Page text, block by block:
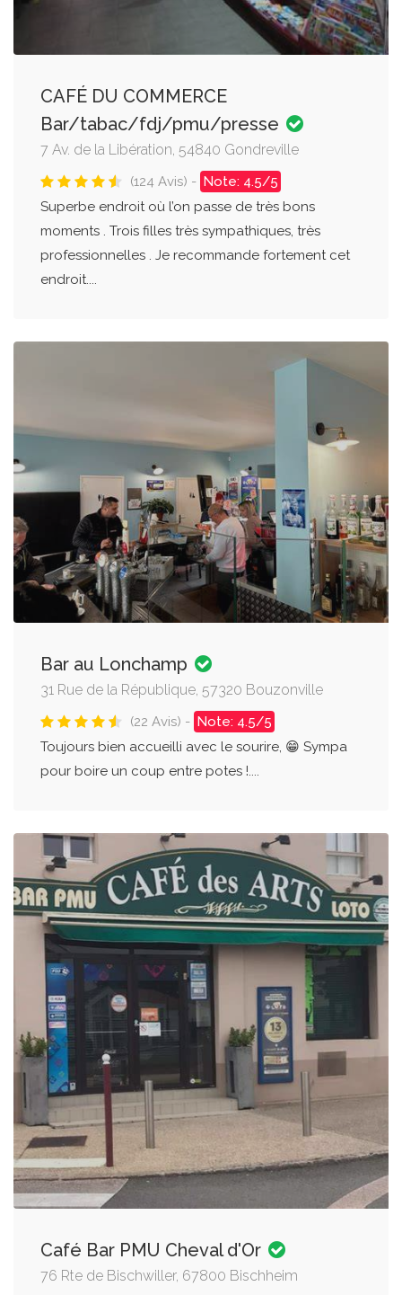
CAFÉ DU COMMERCE
Bar/tabac/fdj/pmu/presse
7 Av. de la Libération, 54840 Gondreville
(124 Avis) - Note: 4.5/5
Superbe endroit où l’on passe de très bons
moments . Trois filles très sympathiques, très
professionnelles . Je recommande fortement cet
endroit....
Bar au Lonchamp
31 Rue de la République, 57320 Bouzonville
(22 Avis) - Note: 4.5/5
Toujours bien accueilli avec le sourire, 😁 Sympa
pour boire un coup entre potes !....
Café Bar PMU Cheval d'Or
76 Rte de Bischwiller, 67800 Bischheim